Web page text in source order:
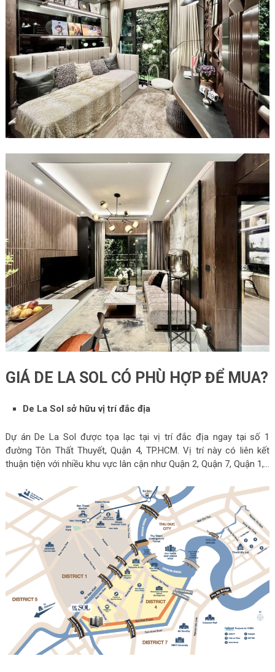
GIÁ DE LA SOL CÓ PHÙ HỢP ĐỂ MUA?
De La Sol sở hữu vị trí đắc địa
Dự án De La Sol được tọa lạc tại vị trí đắc địa ngay tại số 1
đường Tôn Thất Thuyết, Quận 4, TP.HCM. Vị trí này có liên kết
thuận tiện với nhiều khu vực lân cận như Quận 2, Quận 7, Quận 1,…